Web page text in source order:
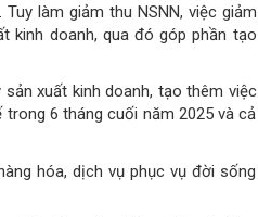
làm giảm thu NSNN, việc giảm
kinh doanh, qua đó góp phần tạo
xuất kinh doanh, tạo thêm việc
6 tháng cuối năm 2025 và cả
hóa, dịch vụ phục vụ đời sống